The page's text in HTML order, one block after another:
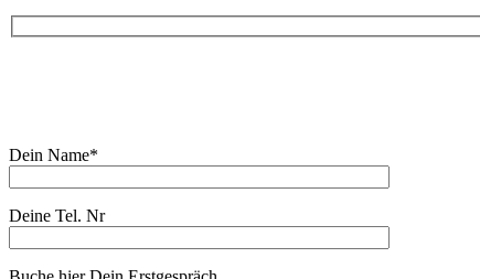
Dein Name*
Deine Tel. Nr